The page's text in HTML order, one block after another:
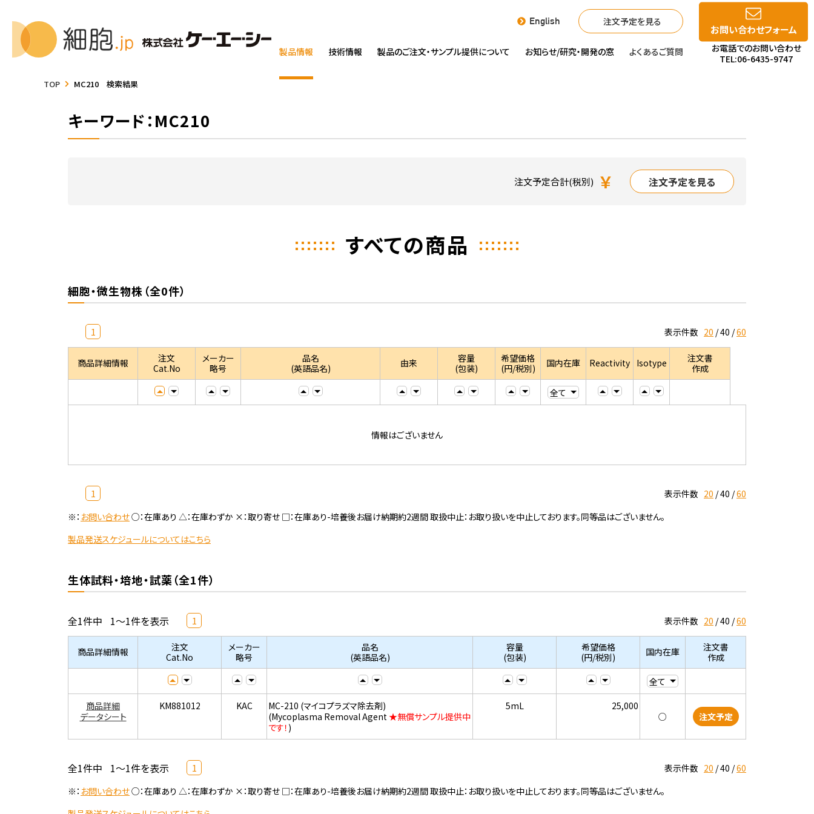
English 注文予定を見る
製品情報 技術情報 製品のご注文・サンプル提供について お知らせ/研究・開発の窓 よくあるご質問
お問い合わせフォーム
お電話でのお問い合わせ
TEL:06-6435-9747
TOP MC210 検索結果
キーワード：MC210
注文予定合計(税別) ￥ 注文予定を見る
すべての商品
細胞・微生物株（全0件）
1 表示件数 20 40 60
商品詳細情報
注文
Cat.No
メーカー
略号
品名
(英語品名)
由来
容量
(包装)
希望価格
(円/税別)
国内在庫 Reactivity Isotype
注文書
作成
情報はございません
1 表示件数 20 40 60
※： お問い合わせ○：在庫あり △：在庫わずか ×：取り寄せ □：在庫あり-培養後お届け納期約2週間 取扱中止：お取り扱いを中止しております。同等品はございません。
製品発送スケジュールについてはこちら
生体試料・培地・試薬（全1件）
全1件中 1～1件を表示 1 表示件数 20 40 60
商品詳細情報
注文
Cat.No
メーカー
略号
品名
(英語品名)
容量
(包装)
希望価格
(円/税別)
国内在庫
注文書
作成
商品詳細
データシート
KM881012 KAC
MC-210 (マイコプラズマ除去剤)
(Mycoplasma Removal Agent★無償サンプル提供中
です！ )
5mL
25,000
○
注文予定
全1件中 1～1件を表示 1 表示件数 20 40 60
※： お問い合わせ○：在庫あり △：在庫わずか ×：取り寄せ □：在庫あり-培養後お届け納期約2週間 取扱中止：お取り扱いを中止しております。同等品はございません。